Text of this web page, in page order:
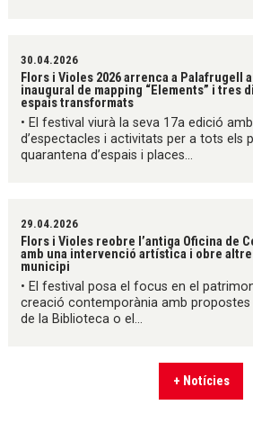
30.04.2026
Flors i Violes 2026 arrenca a Palafrugell
inaugural de mapping “Elements” i tres
espais transformats
• El festival viurà la seva 17a edició
d’espectacles i activitats per a tots els
quarantena d’espais i places...
29.04.2026
Flors i Violes reobre l’antiga Oficina de
amb una intervenció artística i obre
municipi
• El festival posa el focus en el
creació contemporània amb propostes
de la Biblioteca o el...
+ Notícies